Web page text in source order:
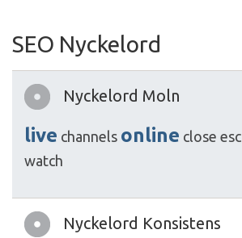
SEO Nyckelord
Nyckelord Moln
live channels online close esc
watch
Nyckelord Konsistens